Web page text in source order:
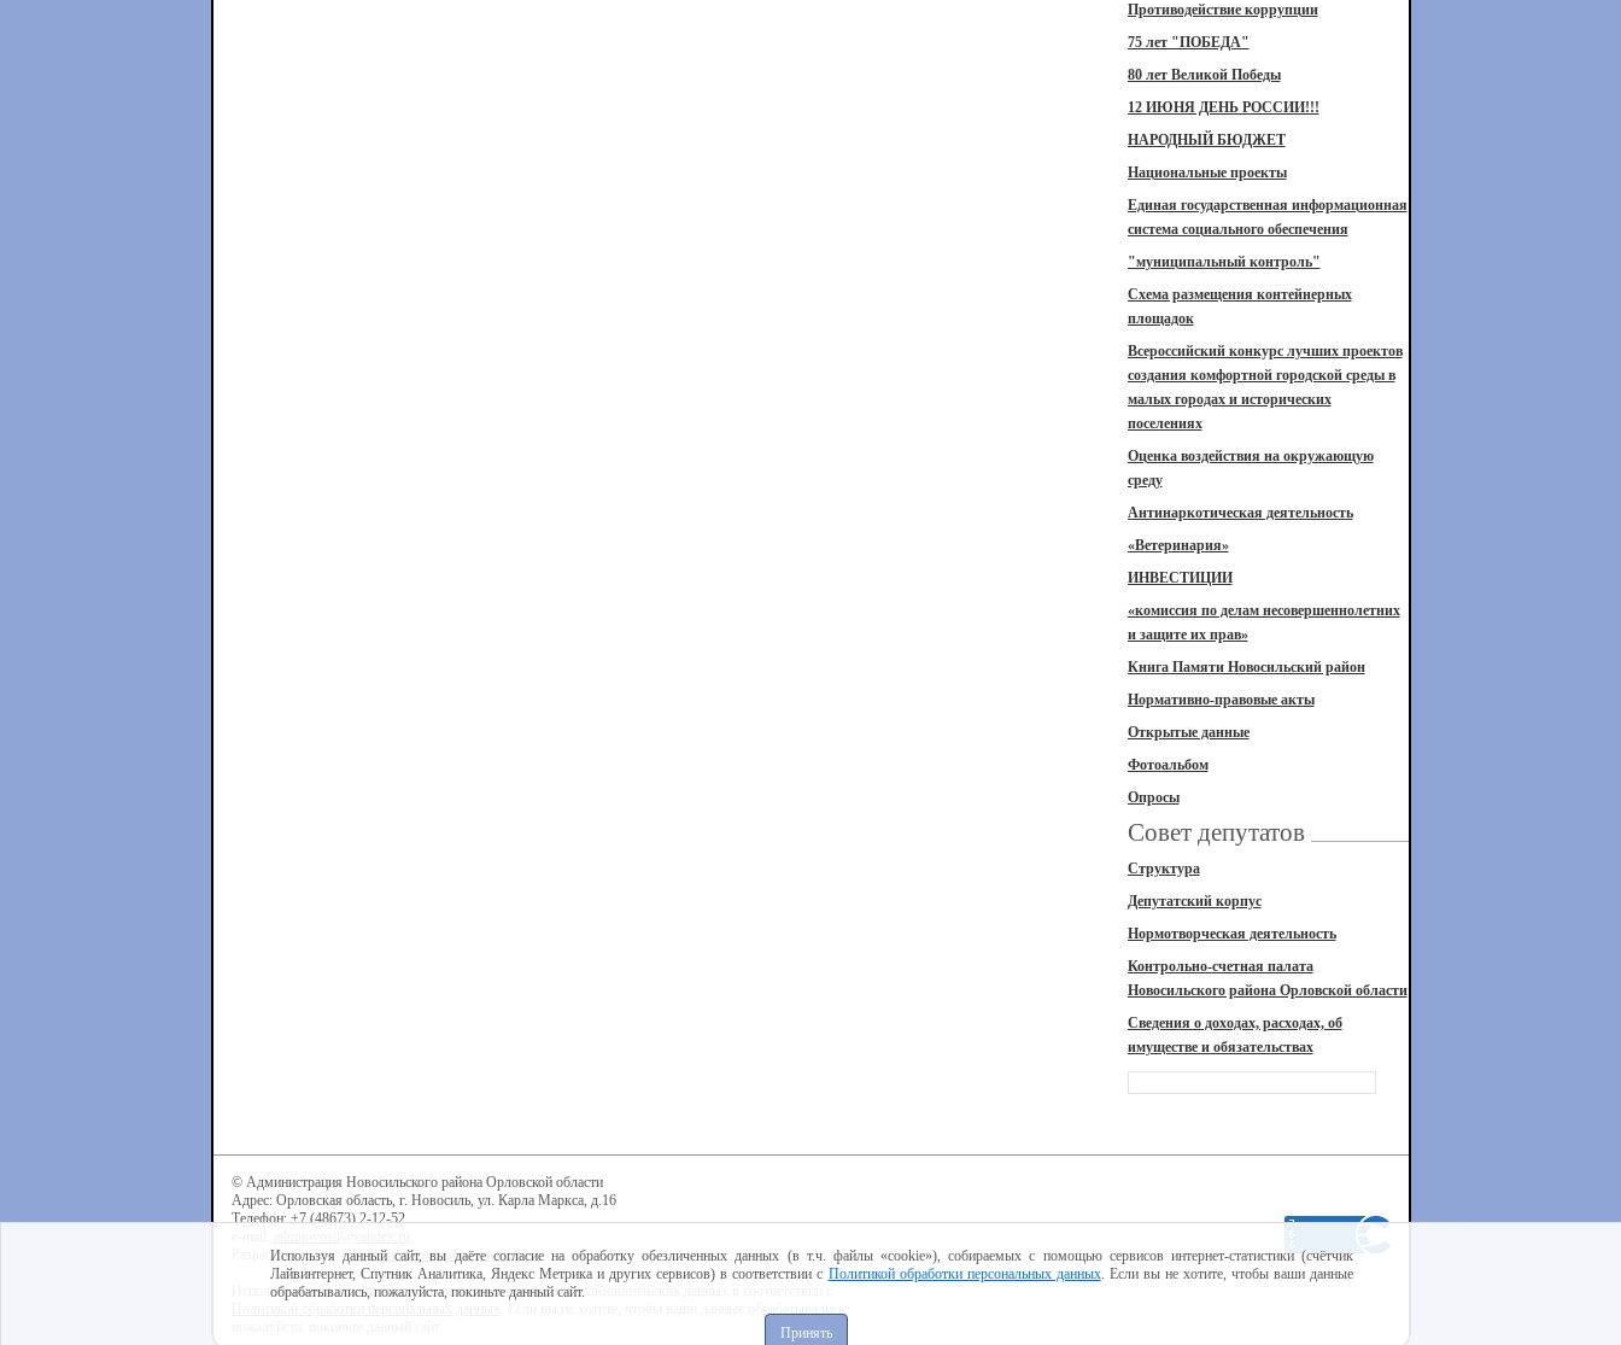
Противодействие коррупции
75 лет "ПОБЕДА"
80 лет Великой Победы
12 ИЮНЯ ДЕНЬ РОССИИ!!!
НАРОДНЫЙ БЮДЖЕТ
Национальные проекты
Единая государственная информационная
система социального обеспечения
"муниципальный контроль"
Схема размещения контейнерных
площадок
Всероссийский конкурс лучших проектов
создания комфортной городской среды в
малых городах и исторических
поселениях
Оценка воздействия на окружающую
среду
Антинаркотическая деятельность
«Ветеринария»
ИНВЕСТИЦИИ
«комиссия по делам несовершеннолетних
и защите их прав»
Книга Памяти Новосильский район
Нормативно-правовые акты
Открытые данные
Фотоальбом
Опросы
Совет депутатов
Структура
Депутатский корпус
Нормотворческая деятельность
Контрольно-счетная палата
Новосильского района Орловской области
Сведения о доходах, расходах, об
имуществе и обязательствах
© Администрация Новосильского района Орловской области
Адрес: Орловская область, г. Новосиль, ул. Карла Маркса, д.16
Телефон: +7 (48673) 2-12-52
Разработка сайта -Центр интернет-образования
Используя данный сайт, вы даёте согласие на обработку пользовательских данных в соответствии с
Используя данный сайт, вы даёте согласие на обработку обезличенных данных (в т.ч. файлы «cookie»), собираемых с помощью сервисов интернет-статистики (счётчик
Лайвинтернет, Спутник Аналитика, Яндекс Метрика и других сервисов) в соответствии с Политикой обработки персональных данных. Если вы не хотите, чтобы ваши данные
обрабатывались, пожалуйста, покиньте данный сайт.
Принять